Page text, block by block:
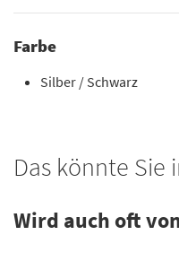
Farbe
Silber / Schwarz
Das könnte Sie
Wird auch oft